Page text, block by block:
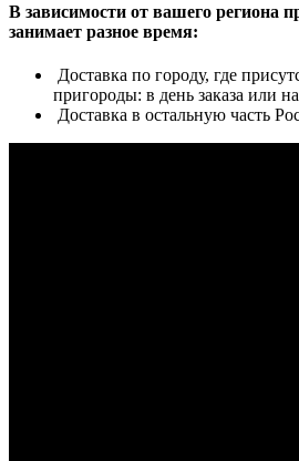
В зависимости от вашего региона
занимает разное время:
Доставка по городу, где
пригороды: в день заказа или
Доставка в остальную часть